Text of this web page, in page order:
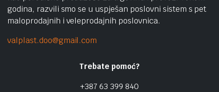
godina, razvili smo se u uspješan poslovni sistem s pet
maloprodajnih i veleprodajnih poslovnica.
valplast.doo@gmail.com
Trebate pomoć?
+387 63 399 840